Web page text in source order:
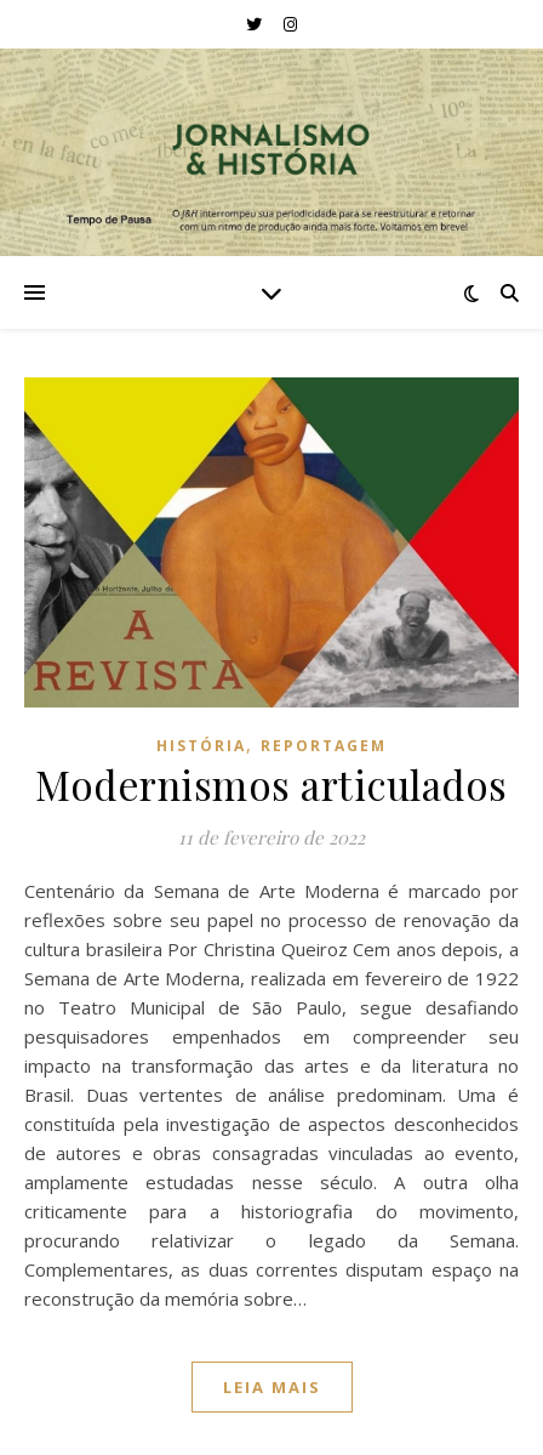
HISTÓRIA, REPORTAGEM
Modernismos articulados
11 de fevereiro de 2022
Centenário da Semana de Arte Moderna é marcado por
reflexões sobre seu papel no processo de renovação da
cultura brasileira Por Christina Queiroz Cem anos depois, a
Semana de Arte Moderna, realizada em fevereiro de 1922
no Teatro Municipal de São Paulo, segue desafiando
pesquisadores empenhados em compreender seu
impacto na transformação das artes e da literatura no
Brasil. Duas vertentes de análise predominam. Uma é
constituída pela investigação de aspectos desconhecidos
de autores e obras consagradas vinculadas ao evento,
amplamente estudadas nesse século. A outra olha
criticamente para a historiografia do movimento,
procurando relativizar o legado da Semana.
Complementares, as duas correntes disputam espaço na
reconstrução da memória sobre…
LEIA MAIS